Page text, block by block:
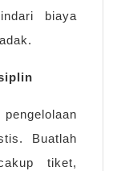
biaya
Buatlah
tiket,